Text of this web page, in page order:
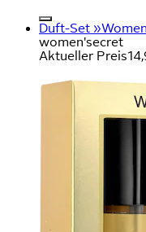
Duft-Set
women'secret
Aktueller Preis